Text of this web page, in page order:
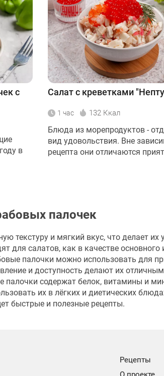
с
в
Салат с креветками
1 час 132 Ккал
Блюда из морепродуктов -
вид удовольствия. Вне
рецепта они отличаются
палочек
текстуру и мягкий вкус, что делает
для салатов, как в качестве
палочки можно использовать для
и доступность делают их
палочки содержат белок, витамины и
их в лёгких и диетических
быстрые и полезные рецепты.
Рецепты